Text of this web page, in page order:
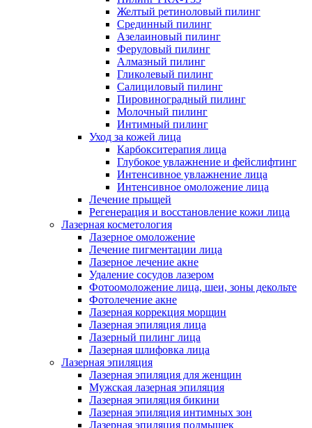
Желтый ретиноловый пилинг
Срединный пилинг
Азелаиновый пилинг
Феруловый пилинг
Алмазный пилинг
Гликолевый пилинг
Салициловый пилинг
Пировиноградный пилинг
Молочный пилинг
Интимный пилинг
Уход за кожей лица
Карбокситерапия лица
Глубокое увлажнение и фейслифтинг
Интенсивное увлажнение лица
Интенсивное омоложение лица
Лечение прыщей
Регенерация и восстановление кожи лица
Лазерная косметология
Лазерное омоложение
Лечение пигментации лица
Лазерное лечение акне
Удаление сосудов лазером
Фотоомоложение лица, шеи, зоны декольте
Фотолечение акне
Лазерная коррекция морщин
Лазерная эпиляция лица
Лазерный пилинг лица
Лазерная шлифовка лица
Лазерная эпиляция
Лазерная эпиляция для женщин
Мужская лазерная эпиляция
Лазерная эпиляция бикини
Лазерная эпиляция интимных зон
Лазерная эпиляция подмышек